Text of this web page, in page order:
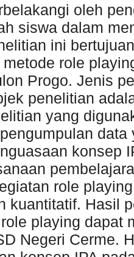
oleh
siswa dalam
ini
role
Progo. Jenis
penelitian
yang
konsep
role
kuantitatif. Hasil
playing dapat
Negeri Cerme.